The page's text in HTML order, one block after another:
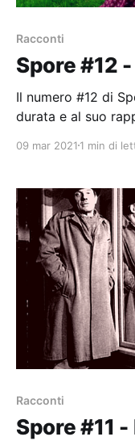
Racconti
Spore #12
Il numero #12 di
durata e al suo
09 mar 2021 1 min di
Racconti
Spore #11